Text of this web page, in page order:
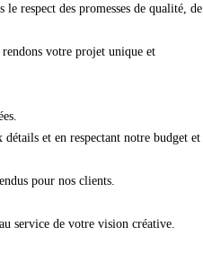
respect des promesses de qualité, de
votre projet unique et
et en respectant notre budget et
pour nos clients.
service de votre vision créative.